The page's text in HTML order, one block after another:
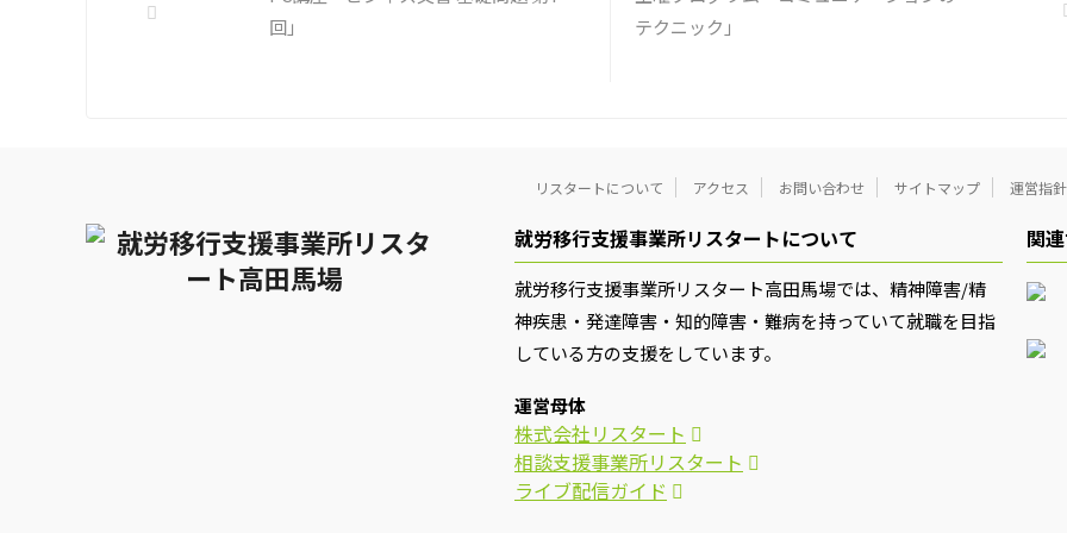
色々なニュースについて興味を持って
回」
テクニック」
リスタートについて アクセス お問い合わせ サイトマップ 運営指針
就労移行支援事業所リスタートについて
就労移行支援事業所リスタート高田馬場では、精神障害/精
神疾患・発達障害・知的障害・難病を持っていて就職を目指
している方の支援をしています。
運営母体
株式会社リスタート
相談支援事業所リスタート
ライブ配信ガイド
関